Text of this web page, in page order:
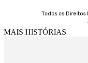
Todos os
MAIS HISTÓRIAS